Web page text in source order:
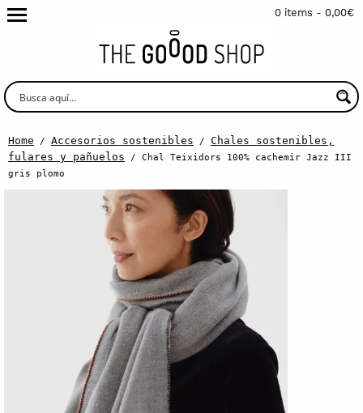
0 items - 0,00€
Home / Accesorios sostenibles / Chales sostenibles,
fulares y pañuelos / Chal Teixidors 100% cachemir Jazz III
gris plomo